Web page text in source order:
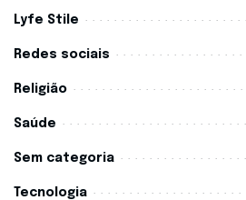
Lyfe Stile
Redes sociais
Religião
Saúde
Sem categoria
Tecnologia